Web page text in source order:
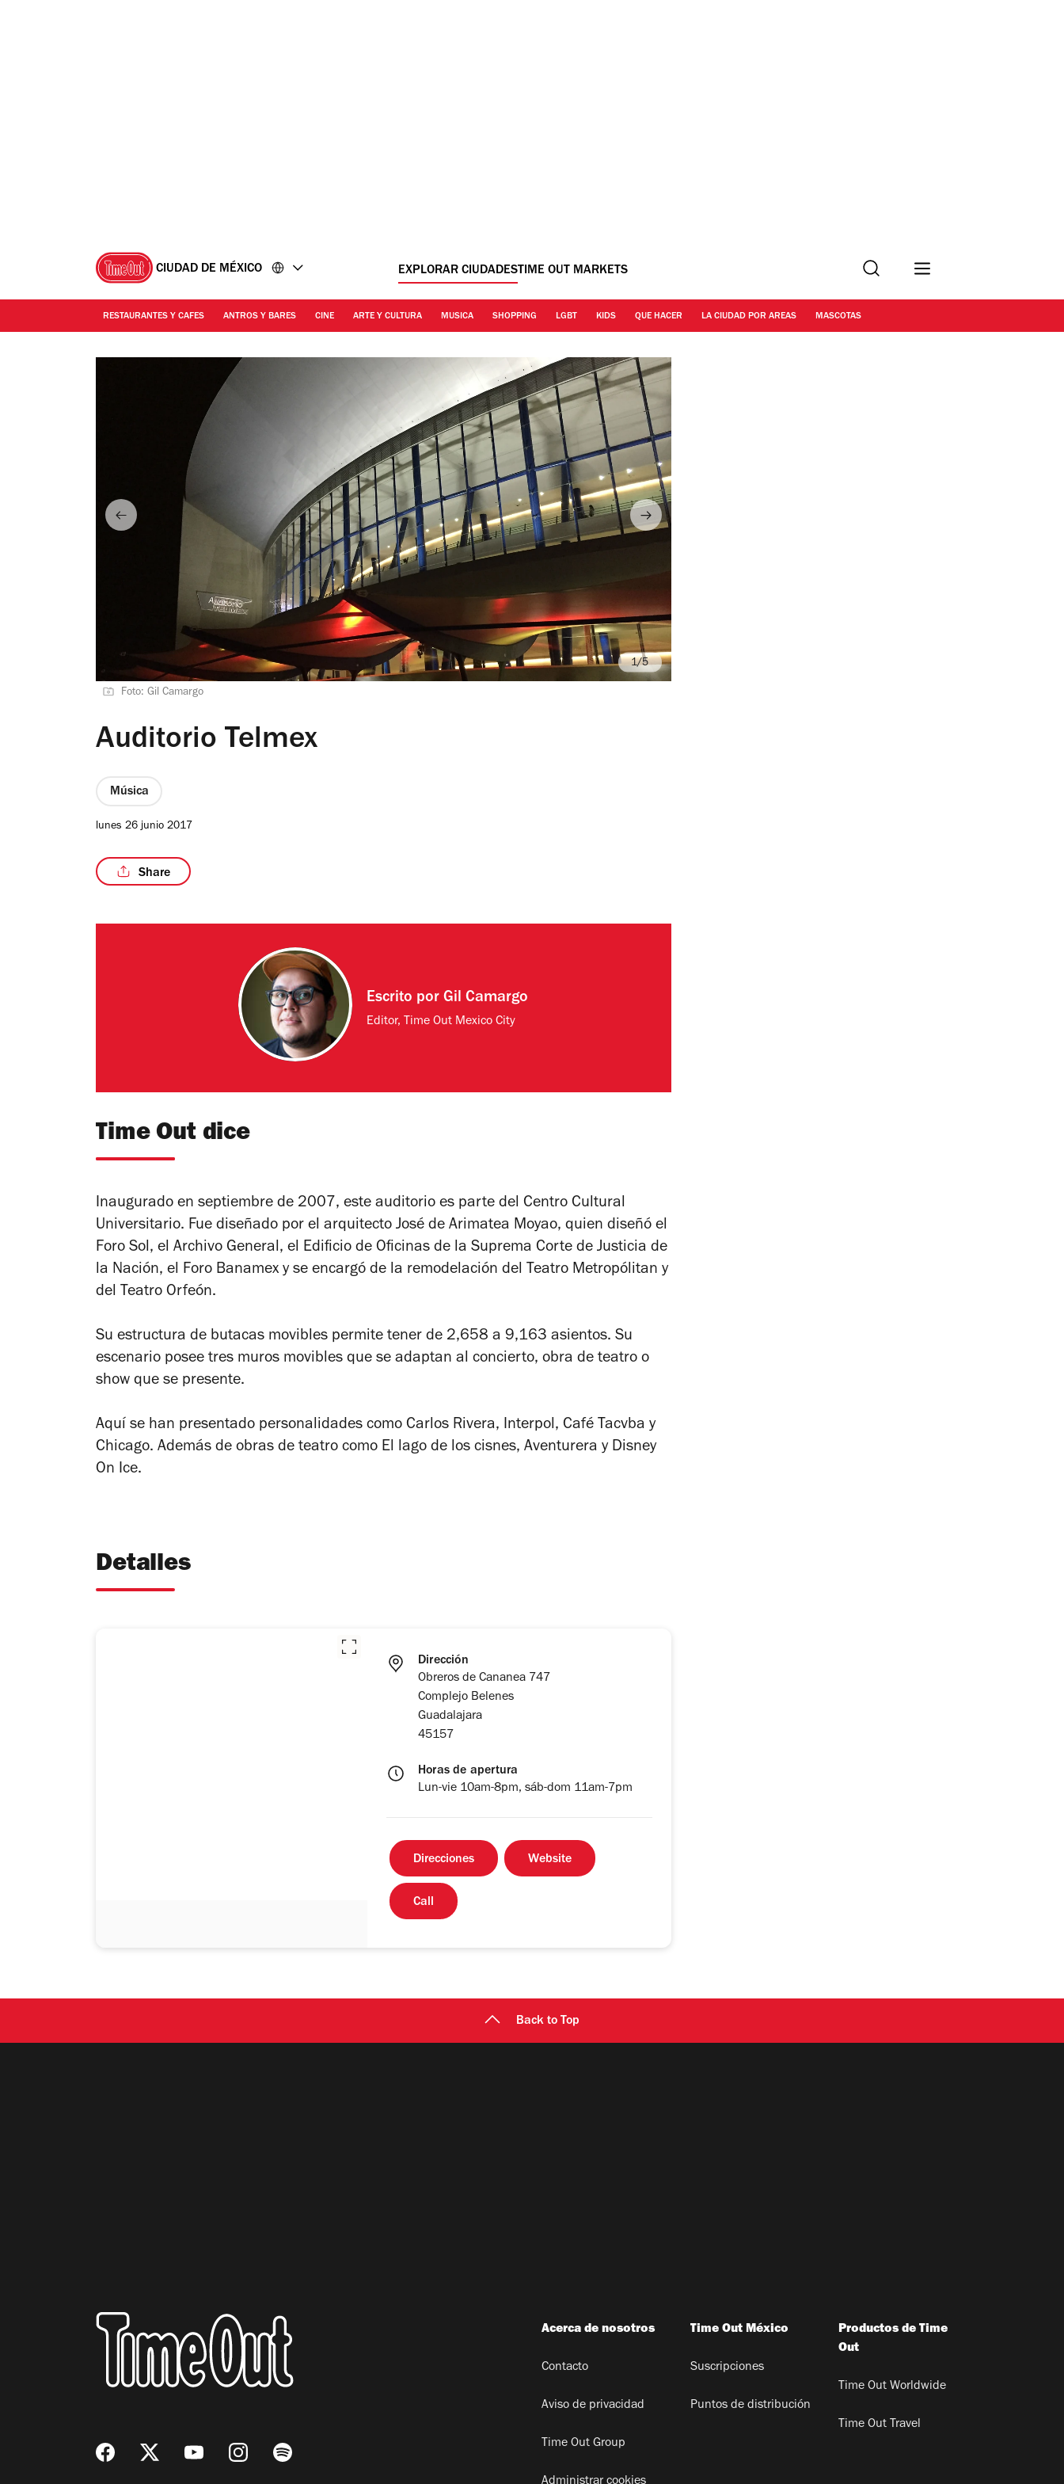
CIUDAD DE MÉXICO EXPLORAR CIUDADESTIME OUT MARKETS Buscar
RESTAURANTES Y CAFES ANTROS Y BARES CINE ARTE Y CULTURA MUSICA SHOPPING LGBT KIDS QUE HACER LA CIUDAD POR AREAS MASCOTAS
Foto: Gil Camargo
/5
Auditorio Telmex
Música
lunes 26 junio 2017
Share
Escrito porGil Camargo
Editor, Time Out Mexico City
Time Out dice
Inaugurado en septiembre de 2007, este auditorio es parte del Centro Cultural
Universitario. Fue diseñado por el arquitecto José de Arimatea Moyao, quien diseñó el
Foro Sol, el Archivo General, el Edificio de Oficinas de la Suprema Corte de Justicia de
la Nación, el Foro Banamex y se encargó de la remodelación del Teatro Metropólitan y
del Teatro Orfeón.
Su estructura de butacas movibles permite tener de 2,658 a 9,163 asientos. Su
escenario posee tres muros movibles que se adaptan al concierto, obra de teatro o
show que se presente.
Aquí se han presentado personalidades como Carlos Rivera, Interpol, Café Tacvba y
Chicago. Además de obras de teatro como El lago de los cisnes, Aventurera y Disney
On Ice.
Detalles
Dirección
Obreros de Cananea 747
Complejo Belenes
Guadalajara
45157
Horas de apertura
Lun-vie 10am-8pm, sáb-dom 11am-7pm
Direcciones Website
Call
Back to Top
Acerca de nosotros
Contacto
Aviso de privacidad
Time Out Group
Time Out México
Suscripciones
Puntos de distribución
Productos de Time
Out
Time Out Worldwide
Time Out Travel